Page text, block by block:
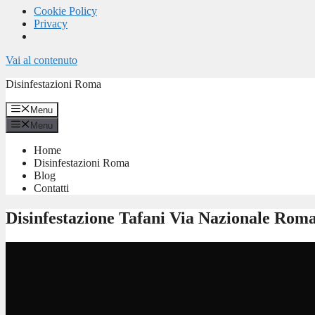
Cookie Policy
Privacy
Vai al contenuto
Disinfestazioni Roma
Menu
Menu
Home
Disinfestazioni Roma
Blog
Contatti
Disinfestazione Tafani Via Nazionale